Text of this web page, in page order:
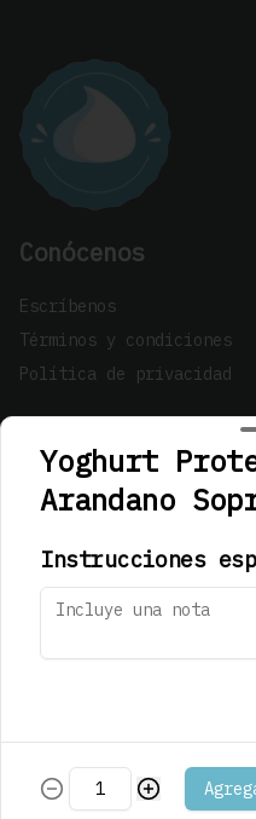
Conócenos
Escríbenos
Términos y condiciones
Política de privacidad
Redes sociales
Instagram
Facebook
Mi cuenta
Iniciar sesión
Yoghurt
Arandano
Instrucciones